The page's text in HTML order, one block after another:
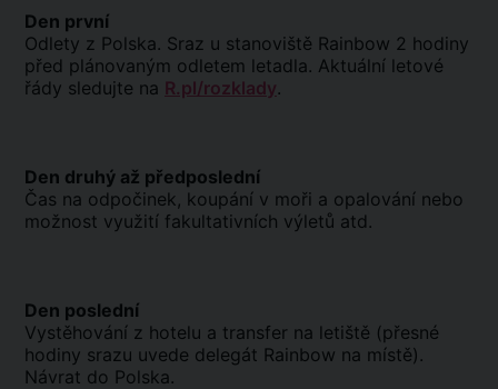
Den první
Odlety z Polska. Sraz u stanoviště Rainbow 2 hodiny
před plánovaným odletem letadla. Aktuální letové
řády sledujte na R.pl/rozklady.
Den druhý až předposlední
Čas na odpočinek, koupání v moři a opalování nebo
možnost využití fakultativních výletů atd.
Den poslední
Vystěhování z hotelu a transfer na letiště (přesné
hodiny srazu uvede delegát Rainbow na místě).
Návrat do Polska.